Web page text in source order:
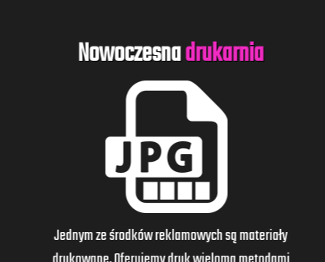
Nowoczesnadrukarnia
Jednym ze środków reklamowych są materiały